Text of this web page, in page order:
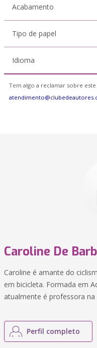
Acabamento
Tipo de papel
Idioma
Tem algo a reclamar sobre
Caroline De
Caroline é amante do
em bicicleta. Formada em
atualmente é professora na
Perfil completo